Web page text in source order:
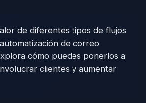
de diferentes tipos de flujos
de correo
cómo puedes ponerlos a
clientes y aumentar